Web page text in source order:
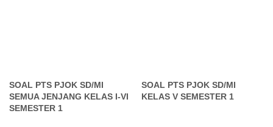
SOAL PTS PJOK SD/MI
SEMUA JENJANG KELAS I-VI
SEMESTER 1
SOAL PTS PJOK SD/MI
KELAS V SEMESTER 1